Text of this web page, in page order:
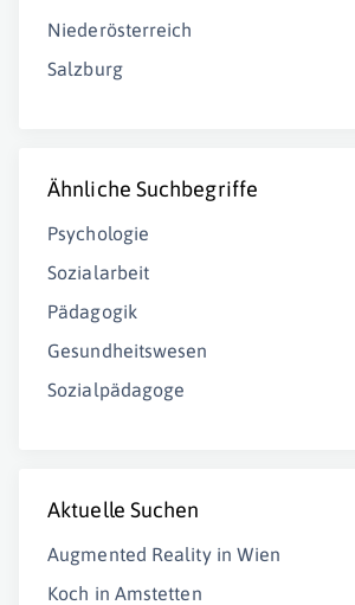
Niederösterreich
Salzburg
Ähnliche Suchbegriffe
Psychologie
Sozialarbeit
Pädagogik
Gesundheitswesen
Sozialpädagoge
Aktuelle Suchen
Augmented Reality in Wien
Koch in Amstetten